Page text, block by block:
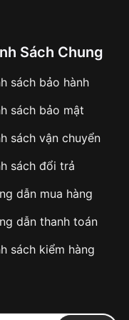
nhận hàng hoặc
chóng
không mong
Sách Chung
sách bảo hành
sách bảo mật
sách vận chuyển
sách đổi trả
dẫn mua hàng
dẫn thanh toán
sách kiểm hàng